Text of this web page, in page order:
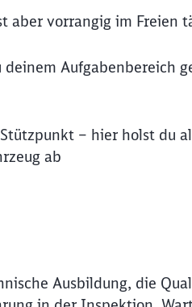
aber vorrangig im Freien
Aufgabenbereich
– hier holst du
ab
Ausbildung, die